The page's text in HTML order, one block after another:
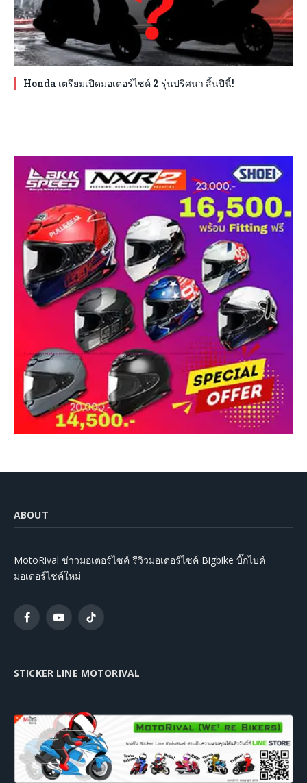
Honda เตรียมเปิดมอเตอร์ไซค์ 2 รุ่นปริศนา สิ้นปีนี้!
ABOUT
MotoRival ข่าวมอเตอร์ไซค์ รีวิวมอเตอร์ไซค์ Bigbike บิ๊กไบค์
มอเตอร์ไซค์ใหม่
FacebookYouTubeTikTok
STICKER LINE MOTORIVAL